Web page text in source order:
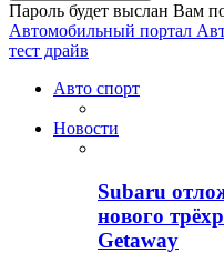
Пароль будет выслан Вам
Автомобильный портал
тест драйв
Авто спорт
Новости
Subaru
нового
Getaway